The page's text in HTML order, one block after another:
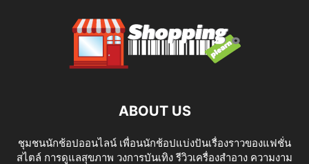
ABOUT US
ชุมชนนักช้อปออนไลน์ เพื่อนนักช้อปแบ่งปันเรื่องราวของแฟชั่น
สไตล์ การดูแลสุขภาพ วงการบันเทิง รีวิวเครื่องสำอาง ความงาม